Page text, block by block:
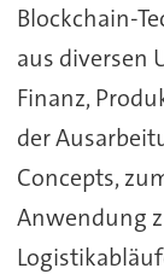
Blockchain-
aus diversen
Finanz,
der
Concepts,
Anwendung